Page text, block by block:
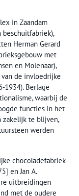
in Zaandam
Herman Gerard
met
en Molenaar),
de invloedrijke
1934). Berlage
waarbij de
functies in het
zakelijk te blijven,
werden
chocoladefabriek
en Jan A.
uitbreidingen
met de oudere